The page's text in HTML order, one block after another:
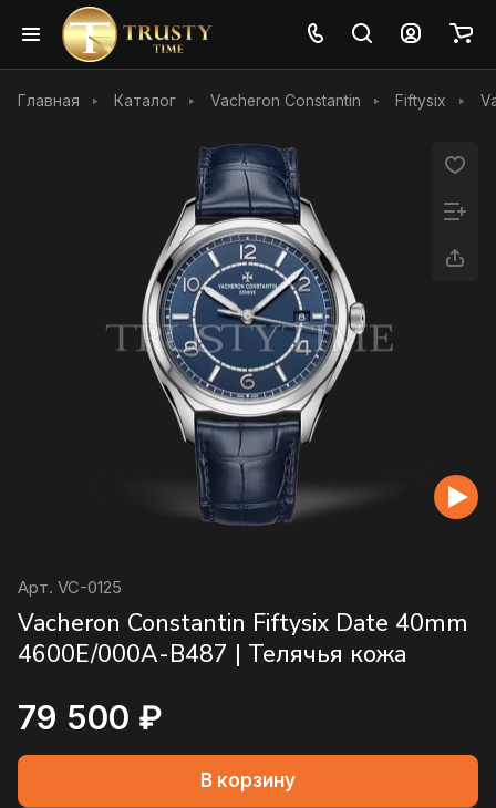
Главная Каталог Vacheron Constantin Fiftysix
Арт. VC-0125
Vacheron Constantin Fiftysix Date 40mm
4600E/000A-B487 | Телячья кожа
79 500 ₽
В корзину